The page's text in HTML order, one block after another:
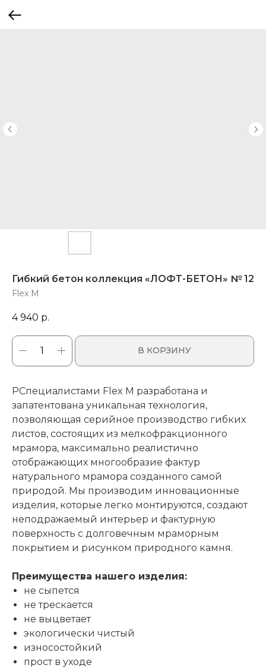
Гибкий бетон коллекция «ЛОФТ-БЕТОН» № 12
Flex M
4 940 р.
В КОРЗИНУ
РСпециалистами Flex M разработана и
запатентована уникальная технология,
позволяющая серийное производство гибких
листов, состоящих из мелкофракционного
мрамора, максимально реалистично
отображающих многообразие фактур
натурального мрамора созданного самой
природой. Мы производим инновационные
изделия, которые легко монтируются, создают
неподражаемый интерьер и фактурную
поверхность с долговечным мраморным
покрытием и рисунком природного камня.
Преимущества нашего изделия:
не сыпется
не трескается
не выцветает
экологически чистый
износостойкий
прост в уходе